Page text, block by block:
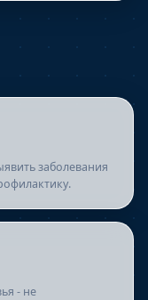
заболевания
- не